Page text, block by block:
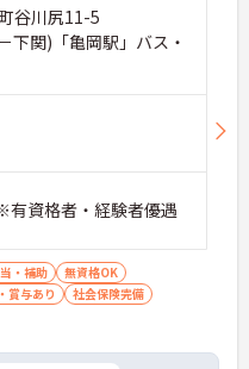
谷川尻11-5
下関)「亀岡駅」バス・
資格者・経験者優遇
・補助
無資格OK
賞与あり
社会保険完備